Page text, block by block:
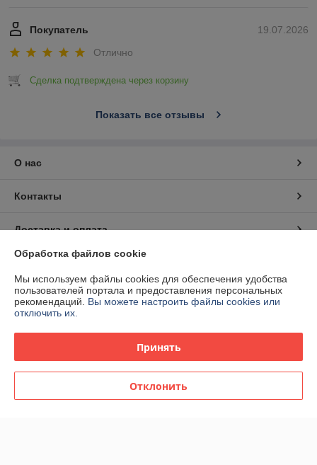
19.07.2026
Покупатель
Отлично
Сделка подтверждена через корзину
Показать все отзывы
О нас
Контакты
Доставка и оплата
График работы
Полная версия сайта
Сайт создан на платформе Deal.by
Обработка файлов cookie
Мы используем файлы cookies для обеспечения удобства
пользователей портала и предоставления персональных
рекомендаций. Вы можете настроить файлы cookies или
отключить их.
Принять
Отклонить